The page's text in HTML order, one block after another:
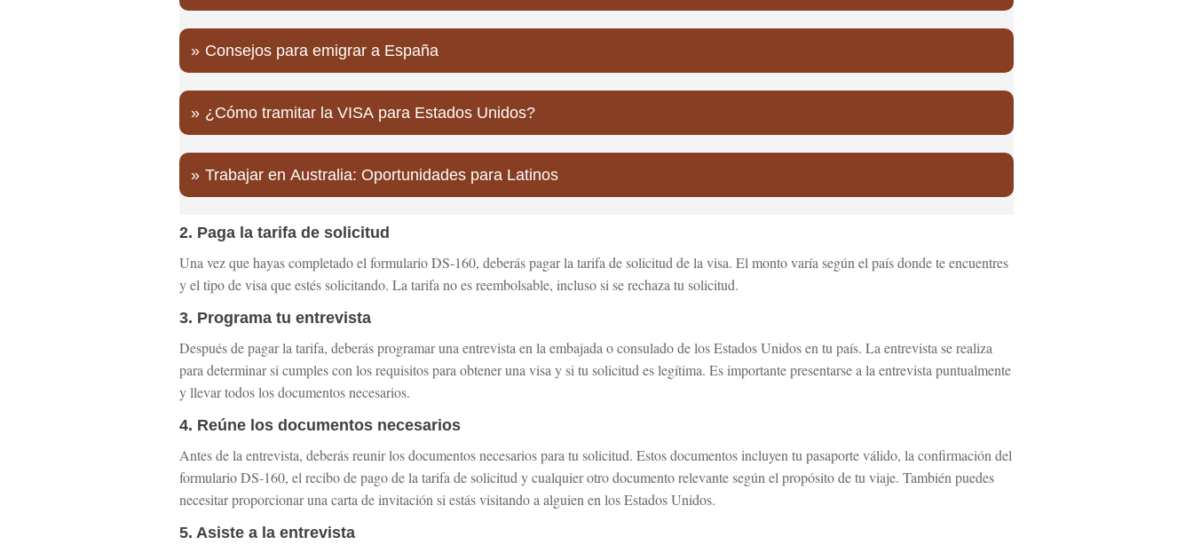
Consejos para emigrar a España
¿Cómo tramitar la VISA para Estados Unidos?
Trabajar en Australia: Oportunidades para Latinos
2. Paga la tarifa de solicitud
Una vez que hayas completado el formulario DS-160, deberás pagar la tarifa de solicitud de la visa. El monto varía según el país donde te encuentres
y el tipo de visa que estés solicitando. La tarifa no es reembolsable, incluso si se rechaza tu solicitud.
3. Programa tu entrevista
Después de pagar la tarifa, deberás programar una entrevista en la embajada o consulado de los Estados Unidos en tu país. La entrevista se realiza
para determinar si cumples con los requisitos para obtener una visa y si tu solicitud es legítima. Es importante presentarse a la entrevista puntualmente
y llevar todos los documentos necesarios.
4. Reúne los documentos necesarios
Antes de la entrevista, deberás reunir los documentos necesarios para tu solicitud. Estos documentos incluyen tu pasaporte válido, la confirmación del
formulario DS-160, el recibo de pago de la tarifa de solicitud y cualquier otro documento relevante según el propósito de tu viaje. También puedes
necesitar proporcionar una carta de invitación si estás visitando a alguien en los Estados Unidos.
5. Asiste a la entrevista